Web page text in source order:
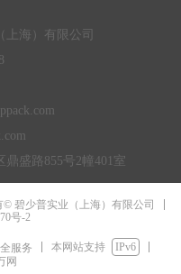
上海）有限公司
鼎盛路855号2幢401室
© 碧少普实业（上海）有限公司
号-2
服务 本网站支持
IPv6
网